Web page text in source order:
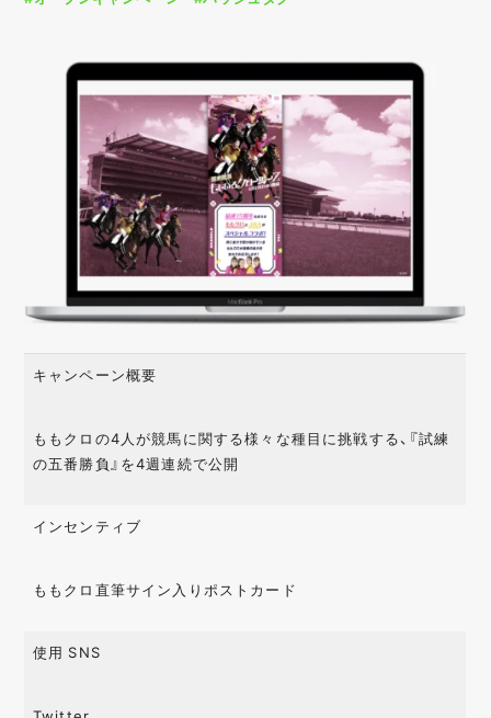
キャンペーン概要
ももクロの4人が競馬に関する様々な種目に挑戦する、『試練
の五番勝負』を4週連続で公開
インセンティブ
ももクロ直筆サイン入りポストカード
使用 SNS